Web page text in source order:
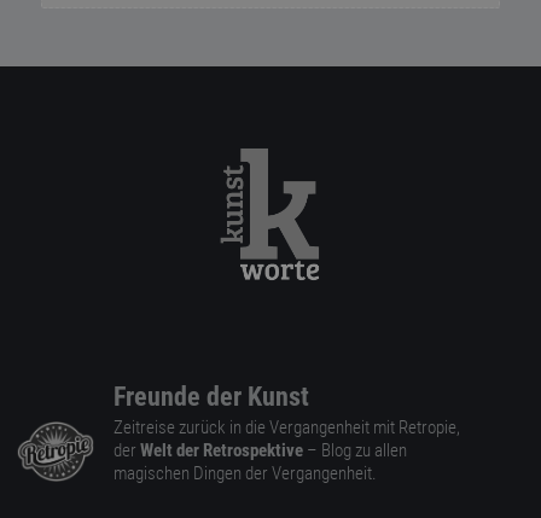
Freunde der Kunst
Zeitreise zurück in die Vergangenheit mit Retropie,
der Welt der Retrospektive – Blog zu allen
magischen Dingen der Vergangenheit.